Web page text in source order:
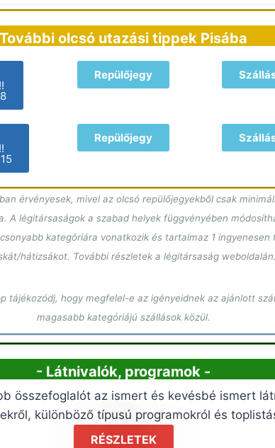
További olcsó utazási tippek Pisába
Repülőjegy
Repülőjegy
érvényesek, mivel az olcsó repülőjegyekből csak
A légitársaságok a szabad helyek függvényében
kategóriára vonatkozik és tartalmaz 1
hátizsákot. További részletek a légitársaság weboldalán.
tájékozódj, hogy megfelel-e az igényeidnek az ajánlott
magasabb kategóriájú szállások közül.
- Látnivalók, programok -
összefoglalót az ismert és kevésbé ismert
különböző típusú programokról és
RÉSZLETEK